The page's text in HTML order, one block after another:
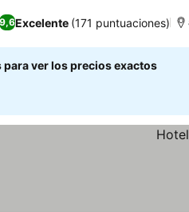
9,6Excelente (171 puntuaciones)
para ver los precios exactos